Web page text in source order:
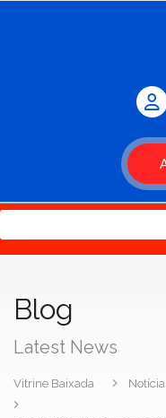
Blog
Latest News
Vitrine Baixada